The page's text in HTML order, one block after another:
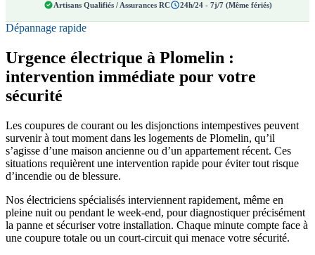
Artisans Qualifiés / Assurances RC 24h/24 - 7j/7 (Même fériés)
Dépannage rapide
Urgence électrique à Plomelin :
intervention immédiate pour votre
sécurité
Les coupures de courant ou les disjonctions intempestives peuvent
survenir à tout moment dans les logements de Plomelin, qu’il
s’agisse d’une maison ancienne ou d’un appartement récent. Ces
situations requièrent une intervention rapide pour éviter tout risque
d’incendie ou de blessure.
Nos électriciens spécialisés interviennent rapidement, même en
pleine nuit ou pendant le week-end, pour diagnostiquer précisément
la panne et sécuriser votre installation. Chaque minute compte face à
une coupure totale ou un court-circuit qui menace votre sécurité.